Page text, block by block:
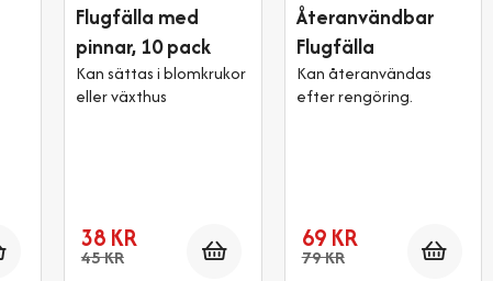
Flugfälla med
pinnar, 10 pack
Kan sättas i blomkrukor
eller växthus
38 KR
45 KR
Återanvändbar
Flugfälla
Kan återanvändas
efter rengöring.
69 KR
79 KR